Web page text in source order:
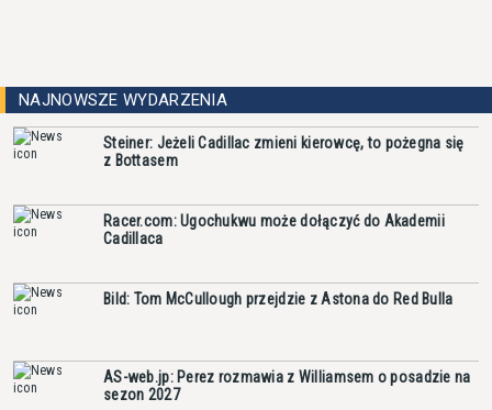
NAJNOWSZE WYDARZENIA
Steiner: Jeżeli Cadillac zmieni kierowcę, to pożegna się
z Bottasem
Racer.com: Ugochukwu może dołączyć do Akademii
Cadillaca
Bild: Tom McCullough przejdzie z Astona do Red Bulla
AS-web.jp: Perez rozmawia z Williamsem o posadzie na
sezon 2027